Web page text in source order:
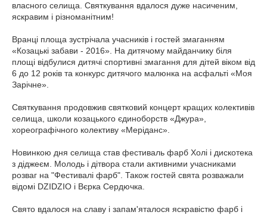
власного селища. Святкування вдалося дуже насиченим,
яскравим і різноманітним!
Вранці площа зустрічала учасників і гостей змаганням
«Козацькі забави - 2016». На дитячому майданчику біля
площі відбулися дитячі спортивні змагання для дітей віком від
6 до 12 років та конкурс дитячого малюнка на асфальті «Моя
Зарічне».
Святкування продовжив святковий концерт кращих колективів
селища, школи козацького єдиноборств «Джура»,
хореографічного колективу «Меріданс».
Новинкою дня селища став фестиваль фарб Холі і дискотека
з діджеєм. Молодь і дітвора стали активними учасниками
розваг на "Фестивалі фарб". Також гостей свята розважали
відомі DZIDZIO і Вєрка Сердючка.
Свято вдалося на славу і запам'яталося яскравістю фарб і